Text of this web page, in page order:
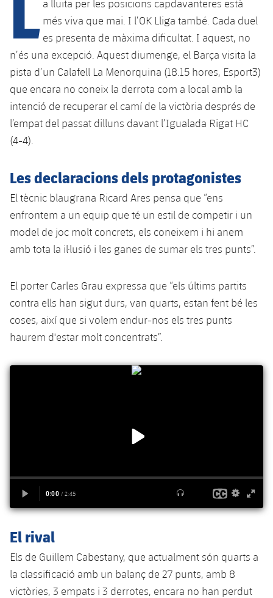
plusicon
més
Instal·lacions
Spotify Camp Nou
Estadi Johan Cruyff
Barça Cafe
Ciutat Esportiva
plusicon
més
Serveis
Serveis Mèdics
Accessibilitat
plusicon
més
Acreditacions
Instal·lacions
a lluita per les posicions capdavanteres està
més viva que mai. I l’OK Lliga també. Cada duel
es presenta de màxima dificultat. I aquest, no
n’és una excepció. Aquest diumenge, el Barça visita la
pista d’un Calafell La Menorquina (18.15 hores, Esport3)
que encara no coneix la derrota com a local amb la
intenció de recuperar el camí de la victòria després de
l’empat del passat dilluns davant l’Igualada Rigat HC
(4-4).
Les declaracions dels protagonistes
El tècnic blaugrana Ricard Ares pensa que “ens
enfrontem a un equip que té un estil de competir i un
model de joc molt concrets, els coneixem i hi anem
amb tota la il·lusió i les ganes de sumar els tres punts”.
El porter Carles Grau expressa que “els últims partits
contra ells han sigut durs, van quarts, estan fent bé les
coses, així que si volem endur-nos els tres punts
haurem d'estar molt concentrats”.
El rival
Els de Guillem Cabestany, que actualment són quarts a
la classificació amb un balanç de 27 punts, amb 8
victòries, 3 empats i 3 derrotes, encara no han perdut